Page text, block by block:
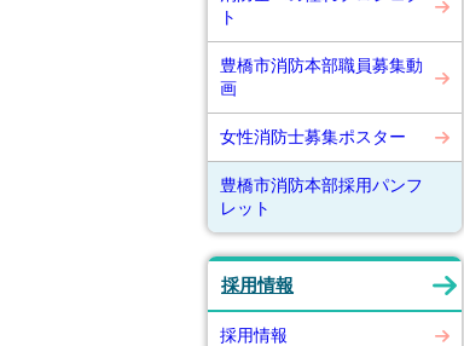
ト
豊橋市消防本部職員募集動
画
女性消防士募集ポスター
豊橋市消防本部採用パンフ
レット
採用情報
採用情報